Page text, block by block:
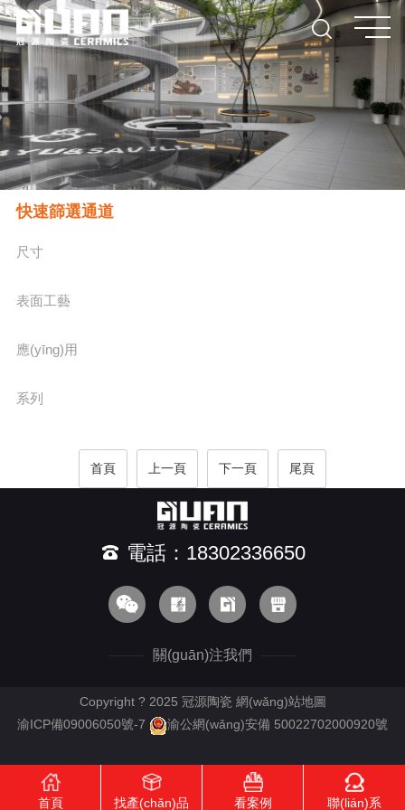
快速篩選通道
尺寸
表面工藝
應(yīng)用
系列
首頁 上一頁 下一頁 尾頁
電話：18302336650
關(guān)注我們
Copyright ? 2025 冠源陶瓷 網(wǎng)站地圖
渝ICP備09006050號-7
渝公網(wǎng)安備 50022702000920號
首頁 找產(chǎn)品 看案例 聯(lián)系
RM新时代APP下载